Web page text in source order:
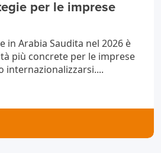
per le imprese
in Arabia Saudita nel 2026 è
più concrete per le imprese
internazionalizzarsi....